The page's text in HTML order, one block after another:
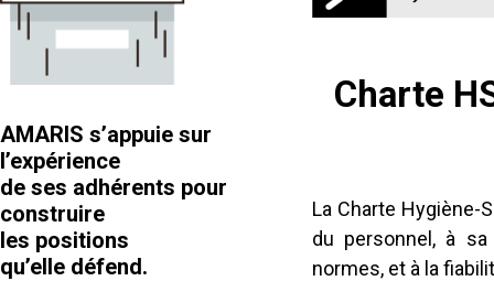
AMARIS s’appuie sur
l’expérience
de ses adhérents pour
construire
les positions
qu’elle défend.
Charte
La Charte Hygiène-
du personnel, à
normes, et à la